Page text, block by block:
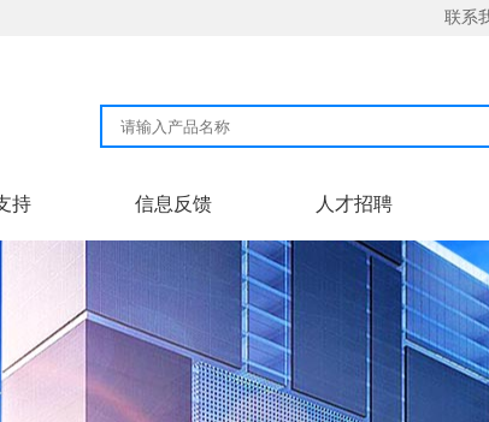
联系
持 信息反馈 人才招聘